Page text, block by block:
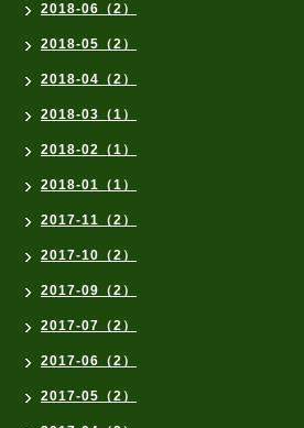
2018-06（2）
2018-05（2）
2018-04（2）
2018-03（1）
2018-02（1）
2018-01（1）
2017-11（2）
2017-10（2）
2017-09（2）
2017-07（2）
2017-06（2）
2017-05（2）